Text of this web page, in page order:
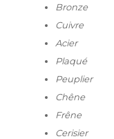
Bronze
Cuivre
Acier
Plaqué
Peuplier
Chêne
Frêne
Cerisier